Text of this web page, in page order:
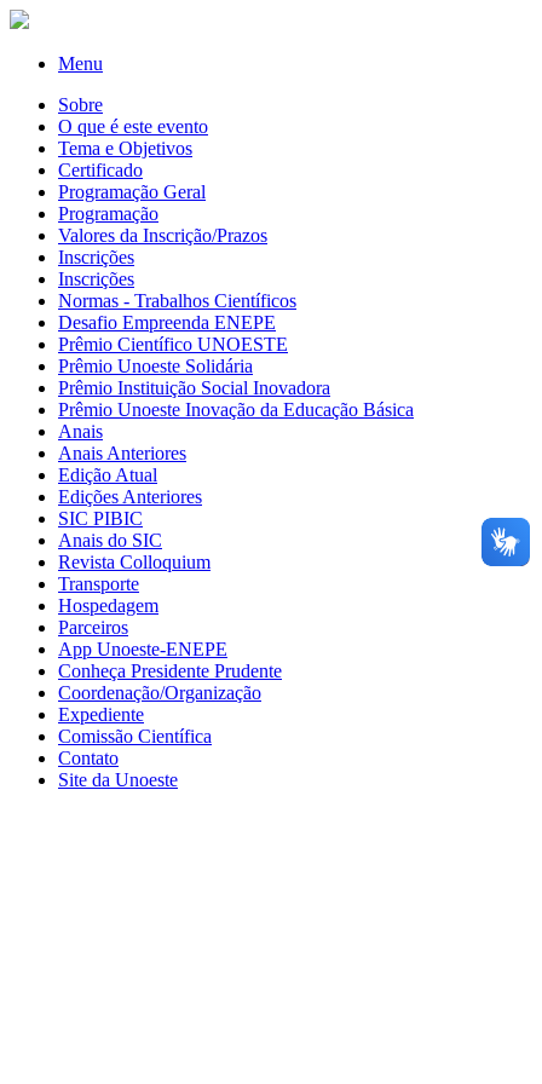
Menu
Sobre
O que é este evento
Tema e Objetivos
Certificado
Programação Geral
Programação
Valores da Inscrição/Prazos
Inscrições
Inscrições
Normas - Trabalhos Científicos
Desafio Empreenda ENEPE
Prêmio Científico UNOESTE
Prêmio Unoeste Solidária
Prêmio Instituição Social Inovadora
Prêmio Unoeste Inovação da Educação Básica
Anais
Anais Anteriores
Edição Atual
Edições Anteriores
SIC PIBIC
Anais do SIC
Revista Colloquium
Transporte
Hospedagem
Parceiros
App Unoeste-ENEPE
Conheça Presidente Prudente
Coordenação/Organização
Expediente
Comissão Científica
Contato
Site da Unoeste